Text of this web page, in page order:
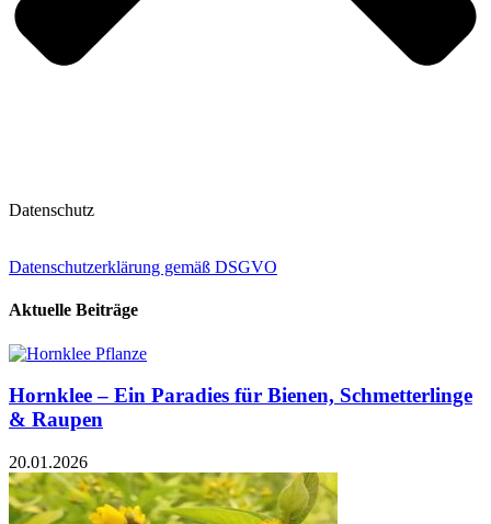
Datenschutz
Datenschutzerklärung gemäß DSGVO
Aktuelle Beiträge
Hornklee – Ein Paradies für Bienen, Schmetterlinge
& Raupen
20.01.2026